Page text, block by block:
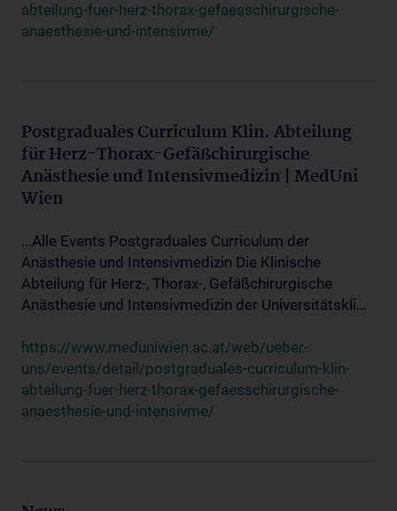
abteilung-fuer-herz-thorax-gefaesschirurgische-
anaesthesie-und-intensivme/
Postgraduales Curriculum Klin. Abteilung
für Herz-Thorax-Gefäßchirurgische
Anästhesie und Intensivmedizin | MedUni
Wien
...Alle Events Postgraduales Curriculum der
Anästhesie und Intensivmedizin Die Klinische
Abteilung für Herz-, Thorax-, Gefäßchirurgische
Anästhesie und Intensivmedizin der Universitätskli...
https://www.meduniwien.ac.at/web/ueber-
uns/events/detail/postgraduales-curriculum-klin-
abteilung-fuer-herz-thorax-gefaesschirurgische-
anaesthesie-und-intensivme/